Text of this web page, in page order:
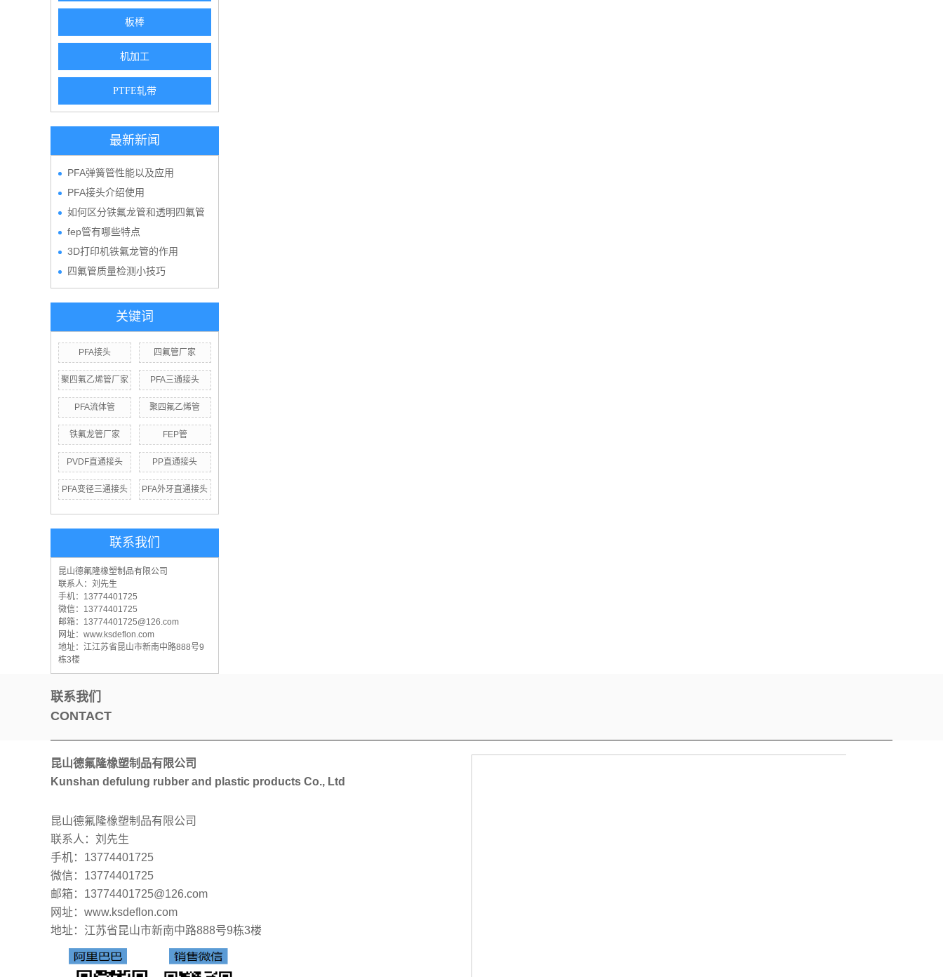
板棒
机加工
PTFE轧带
最新新闻
PFA弹簧管性能以及应用
PFA接头介绍使用
如何区分铁氟龙管和透明四氟管
fep管有哪些特点
3D打印机铁氟龙管的作用
四氟管质量检测小技巧
关键词
PFA接头 四氟管厂家
聚四氟乙烯管厂家 PFA三通接头
PFA流体管 聚四氟乙烯管
铁氟龙管厂家 FEP管
PVDF直通接头 PP直通接头
PFA变径三通接头 PFA外牙直通接头
联系我们
昆山德氟隆橡塑制品有限公司
联系人：刘先生
手机：13774401725
微信：13774401725
邮箱：13774401725@126.com
网址：www.ksdeflon.com
地址：江江苏省昆山市新南中路888号9
栋3楼
联系我们
CONTACT
昆山德氟隆橡塑制品有限公司
Kunshan defulung rubber and plastic products Co., Ltd
昆山德氟隆橡塑制品有限公司
联系人：刘先生
手机：13774401725
微信：13774401725
邮箱：13774401725@126.com
网址：www.ksdeflon.com
地址： 江苏省昆山市新南中路888号9栋3楼